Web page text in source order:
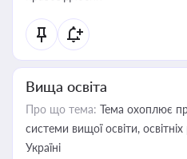
Вища освіта
Про що тема: Тема охоплює
системи вищої освіти, освітніх
Україні